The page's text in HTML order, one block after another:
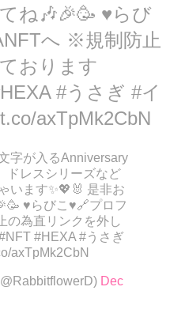
ね🎶🎉🥳 ♥らび
へ ※規制防止
おります
#うさぎ #イ
axTpMk2CbN
字が入るAnniversary
ドレスシリーズなど
います✨💖🐰 是非お
♥らびこ♥🔗プロフ
為直リンクを外し
#HEXA #うさぎ
axTpMk2CbN
Dec